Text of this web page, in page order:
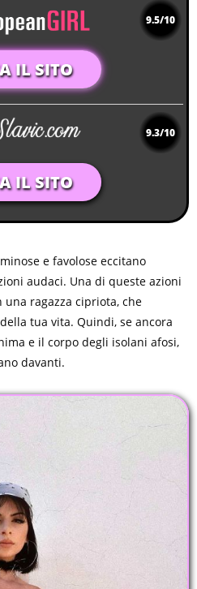
9.5/10
IL SITO
9.3/10
IL SITO
e favolose eccitano
audaci. Una di queste azioni
una ragazza cipriota, che
tua vita. Quindi, se ancora
e il corpo degli isolani afosi,
davanti.